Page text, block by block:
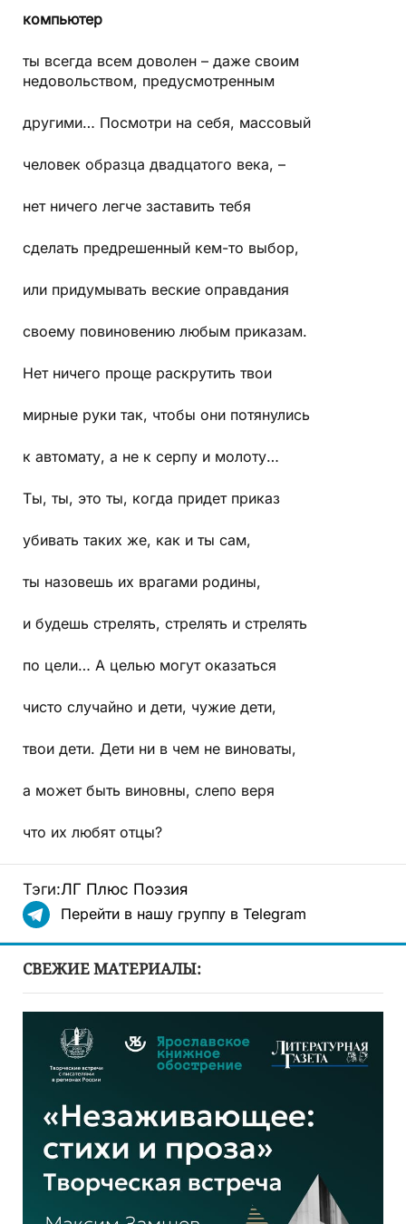
компьютер
ты всегда всем доволен – даже своим
недовольством, предусмотренным
другими… Посмотри на себя, массовый
человек образца двадцатого века, –
нет ничего легче заставить тебя
сделать предрешенный кем-то выбор,
или придумывать веские оправдания
своему повиновению любым приказам.
Нет ничего проще раскрутить твои
мирные руки так, чтобы они потянулись
к автомату, а не к серпу и молоту…
Ты, ты, это ты, когда придет приказ
убивать таких же, как и ты сам,
ты назовешь их врагами родины,
и будешь стрелять, стрелять и стрелять
по цели… А целью могут оказаться
чисто случайно и дети, чужие дети,
твои дети. Дети ни в чем не виноваты,
а может быть виновны, слепо веря
что их любят отцы?
Тэги:ЛГ Плюс Поэзия
Перейти в нашу группу в Telegram
СВЕЖИЕ МАТЕРИАЛЫ: